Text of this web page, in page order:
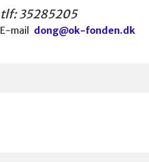
tlf: 35285205
E-mail dong@ok-fonden.dk